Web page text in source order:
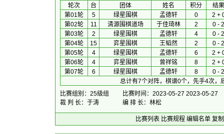
轮次 台 团体 姓名 积分
结
第01轮
5 绿星围棋 孟德轩 0
2 +
第02轮
11 清源围棋道场 于佳琦林 2
0 - 2
第03轮
2 绿星围棋 孟德轩 4
0 - 2
第04轮
15 弈星围棋 王韬然 2
0 - 2
第05轮
4 绿星围棋 孟德轩 6
2 +
第06轮
4 弈星围棋 曾祥铭 8
2 +
第07轮
6 绿星围棋 孟德轩 8
0 - 2
总计有7个对阵，棋谱0个，先手4次，
比赛组别：25级组
比赛时间：2023-05-27 2023-05-27
裁 判 长：于涛
编 排 长：林松
比赛列表 比赛规程 编辑名单 复